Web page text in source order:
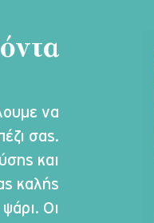
να
σας.
και
καλής
Οι